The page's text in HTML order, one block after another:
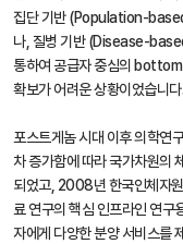
집단 기반 (Population-
나, 질병 기반 (Disease-
통하여 공급자 중심의
확보가 어려운 상황이었습니다.
포스트게놈 시대 이후 의학연
차 증가함에 따라 국가차원의
되었고, 2008년 한국인체자
료 연구의 핵심 인프라인 연구
자에게 다양한 분양 서비스를